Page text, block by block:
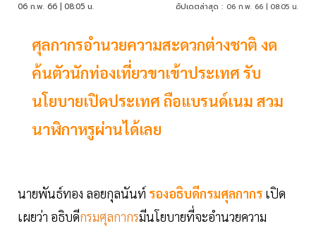
06 ก.พ. 66 | 08:05 น. อัปเดตล่าสุด : 06 ก.พ. 66 | 08:05 น.
ศุลกากรอำนวยความสะดวกต่างชาติ งด
ค้นตัวนักท่องเที่ยวขาเข้าประเทศ รับ
นโยบายเปิดประเทศ ถือแบรนด์เนม สวม
นาฬิกาหรูผ่านได้เลย
นายพันธ์ทอง ลอยกุลนันท์ รองอธิบดีกรมศุลกากร เปิด
เผยว่า อธิบดีกรมศุลกากรมีนโยบายที่จะอำนวยความ